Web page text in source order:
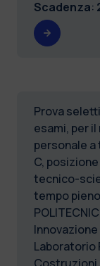
Scadenza:
Prova
esami, per
personale
C,
tecnico-
tempo
Innovazione
Laboratorio